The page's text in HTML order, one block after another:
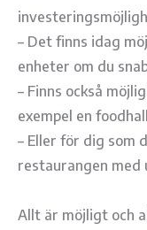
– Det finns idag
enheter om du
– Finns också
exempel en
– Eller för dig som
restaurangen med
Allt är möjligt och